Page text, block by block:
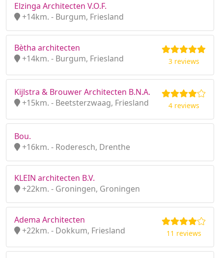
Elzinga Architecten V.O.F.
+14km. - Burgum, Friesland
Bètha architecten
+14km. - Burgum, Friesland
3 reviews
Kijlstra & Brouwer Architecten B.N.A.
+15km. - Beetsterzwaag, Friesland
4 reviews
Bou.
+16km. - Roderesch, Drenthe
KLEIN architecten B.V.
+22km. - Groningen, Groningen
Adema Architecten
+22km. - Dokkum, Friesland
11 reviews